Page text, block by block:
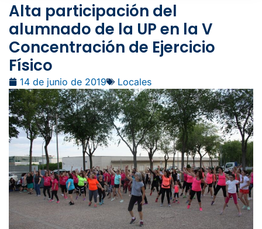
Alta participación del
alumnado de la UP en la V
Concentración de Ejercicio
Físico
14 de junio de 2019 Locales